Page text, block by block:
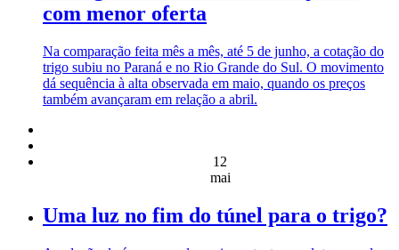
com menor oferta
Na comparação feita mês a mês, até 5 de junho, a cotação do
trigo subiu no Paraná e no Rio Grande do Sul. O movimento
dá sequência à alta observada em maio, quando os preços
também avançaram em relação a abril.
12
mai
Uma luz no fim do túnel para o trigo?